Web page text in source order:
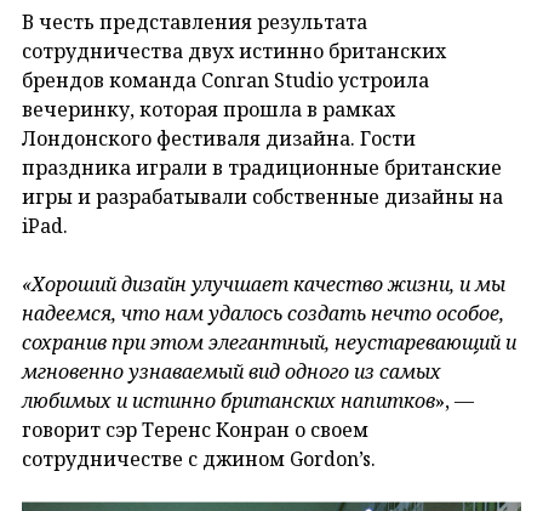
В честь представления результата
сотрудничества двух истинно британских
брендов команда Conran Studio устроила
вечеринку, которая прошла в рамках
Лондонского фестиваля дизайна. Гости
праздника играли в традиционные британские
игры и разрабатывали собственные дизайны на
iPad.
«Хороший дизайн улучшает качество жизни, и мы
надеемся, что нам удалось создать нечто особое,
сохранив при этом элегантный, неустаревающий и
мгновенно узнаваемый вид одного из самых
любимых и истинно британских напитков», —
говорит сэр Теренс Конран о своем
сотрудничестве с джином Gordon’s.